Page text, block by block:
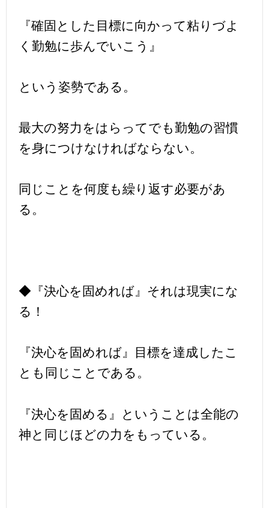
『確固とした目標に向かって粘りづよ
く勤勉に歩んでいこう』
という姿勢である。
最大の努力をはらってでも勤勉の習慣
を身につけなければならない。
同じことを何度も繰り返す必要があ
る。
◆『決心を固めれば』それは現実にな
る！
『決心を固めれば』目標を達成したこ
とも同じことである。
『決心を固める』ということは全能の
神と同じほどの力をもっている。